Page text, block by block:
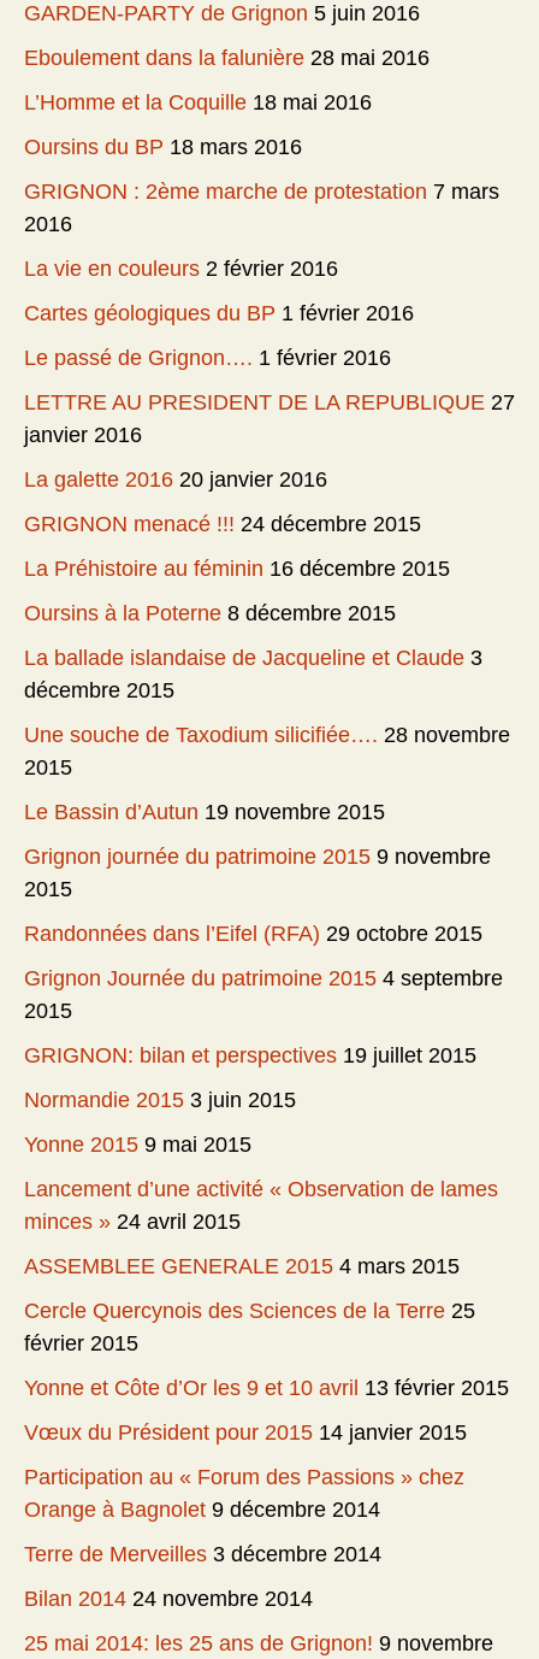
GARDEN-PARTY de Grignon 5 juin 2016
Eboulement dans la falunière 28 mai 2016
L’Homme et la Coquille 18 mai 2016
Oursins du BP 18 mars 2016
GRIGNON : 2ème marche de protestation 7 mars
2016
La vie en couleurs 2 février 2016
Cartes géologiques du BP 1 février 2016
Le passé de Grignon…. 1 février 2016
LETTRE AU PRESIDENT DE LA REPUBLIQUE 27
janvier 2016
La galette 2016 20 janvier 2016
GRIGNON menacé !!! 24 décembre 2015
La Préhistoire au féminin 16 décembre 2015
Oursins à la Poterne 8 décembre 2015
La ballade islandaise de Jacqueline et Claude 3
décembre 2015
Une souche de Taxodium silicifiée…. 28 novembre
2015
Le Bassin d’Autun 19 novembre 2015
Grignon journée du patrimoine 2015 9 novembre
2015
Randonnées dans l’Eifel (RFA) 29 octobre 2015
Grignon Journée du patrimoine 2015 4 septembre
2015
GRIGNON: bilan et perspectives 19 juillet 2015
Normandie 2015 3 juin 2015
Yonne 2015 9 mai 2015
Lancement d’une activité « Observation de lames
minces » 24 avril 2015
ASSEMBLEE GENERALE 2015 4 mars 2015
Cercle Quercynois des Sciences de la Terre 25
février 2015
Yonne et Côte d’Or les 9 et 10 avril 13 février 2015
Vœux du Président pour 2015 14 janvier 2015
Participation au « Forum des Passions » chez
Orange à Bagnolet 9 décembre 2014
Terre de Merveilles 3 décembre 2014
Bilan 2014 24 novembre 2014
25 mai 2014: les 25 ans de Grignon! 9 novembre